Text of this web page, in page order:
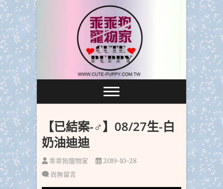
【已結案-♂】08/27生-白
奶油迪迪
乖乖狗寵物家
2019-10-28
尚無留言